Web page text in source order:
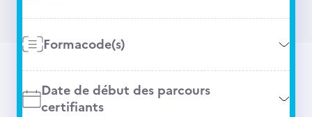
Formacode(s)
Date de début des parcours
certifiants